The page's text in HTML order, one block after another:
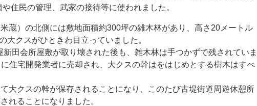
住民の管理、武家の接待等に使われました。
蔵）の北側には敷地面積約300坪の雑木林があり、高さ20メートル
大クスがひときわ目立っていました。
田会所屋敷が取り壊された後も、雑木林は手つかずで残されていま
住宅開発業者に売却され、大クスの幹はをはじめとする樹木はすべ
大クスの幹が保存されることになり、このたび古堤街道周遊休憩所
れることになりました。